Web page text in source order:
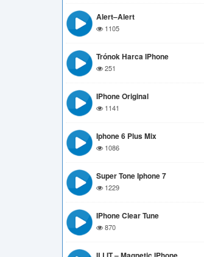
Alert–Alert
1105
Trónok Harca IPhone
251
IPhone Original
1141
Iphone 6 Plus Mix
1086
Super Tone Iphone 7
1229
IPhone Clear Tune
870